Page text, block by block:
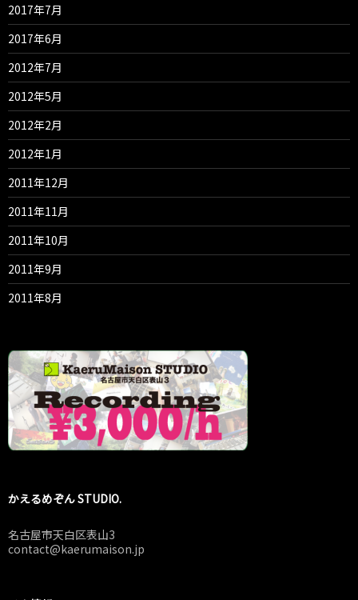
2017年7月
2017年6月
2012年7月
2012年5月
2012年2月
2012年1月
2011年12月
2011年11月
2011年10月
2011年9月
2011年8月
かえるめぞん STUDIO.
名古屋市天白区表山3
contact@kaerumaison.jp